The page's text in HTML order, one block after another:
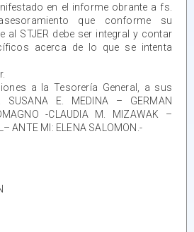
en el informe obrante a fs.
que conforme su
al STJER debe ser integral y contar
acerca de lo que se intenta
a la Tesorería General, a sus
SUSANA E. MEDINA – GERMAN
-CLAUDIA M. MIZAWAK –
ANTE MI: ELENA SALOMON.-